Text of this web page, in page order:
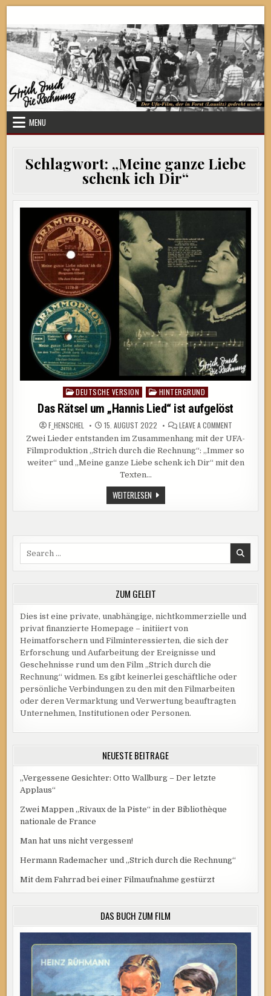
content
Strich durch die Rechnung
MENU
Schlagwort: „Meine ganze Liebe
schenk ich Dir“
Posted
in
DEUTSCHE VERSION HINTERGRUND
Das Rätsel um „Hannis Lied“ ist aufgelöst
F_HENSCHEL 15. AUGUST 2022 LEAVE A COMMENTON
RÄTSEL
„HANNIS
LIED“
IST
Zwei Lieder entstanden im Zusammenhang mit der UFA-
Filmproduktion „Strich durch die Rechnung“: „Immer so
weiter“ und „Meine ganze Liebe schenk ich Dir“ mit den
Texten…
WEITERLESENDAS
RÄTSEL
UM
IST
AUFGELÖST
ZUM GELEIT
Dies ist eine private, unabhängige, nichtkommerzielle und
privat finanzierte Homepage – initiiert von
Heimatforschern und Filminteressierten, die sich der
Erforschung und Aufarbeitung der Ereignisse und
Geschehnisse rund um den Film „Strich durch die
Rechnung“ widmen. Es gibt keinerlei geschäftliche oder
persönliche Verbindungen zu den mit den Filmarbeiten
oder deren Vermarktung und Verwertung beauftragten
Unternehmen, Institutionen oder Personen.
NEUESTE BEITRÄGE
„Vergessene Gesichter: Otto Wallburg – Der letzte
Applaus“
Zwei Mappen „Rivaux de la Piste“ in der Bibliothèque
nationale de France
Man hat uns nicht vergessen!
Hermann Rademacher und „Strich durch die Rechnung“
Mit dem Fahrrad bei einer Filmaufnahme gestürzt
DAS BUCH ZUM FILM